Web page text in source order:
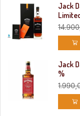
Jack
Jack
%